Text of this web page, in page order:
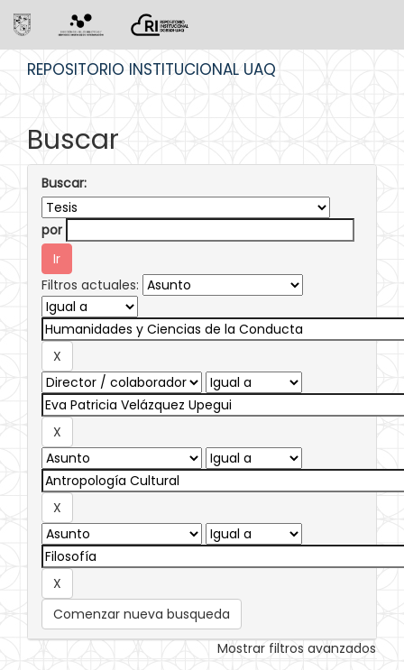
REPOSITORIO INSTITUCIONAL UAQ
Buscar
Buscar:
por
Filtros actuales:
Comenzar nueva busqueda
Mostrar filtros avanzados